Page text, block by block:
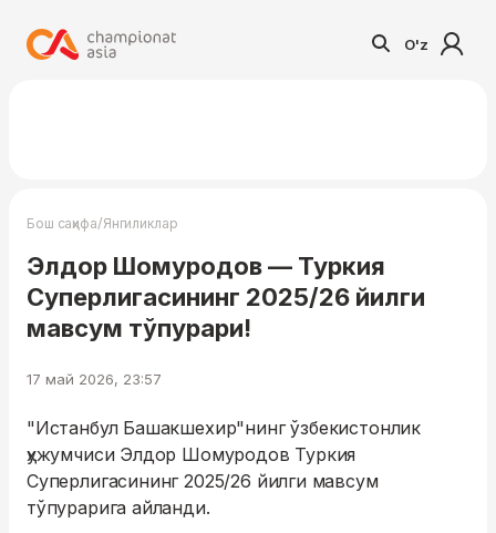
O'z
Бош саҳифа/Янгиликлар
Элдор Шомуродов — Туркия
Суперлигасининг 2025/26 йилги
мавсум тўпурари!
17 май 2026, 23:57
"Истанбул Башакшехир"нинг ўзбекистонлик
ҳужумчиси Элдор Шомуродов Туркия
Суперлигасининг 2025/26 йилги мавсум
тўпурарига айланди.